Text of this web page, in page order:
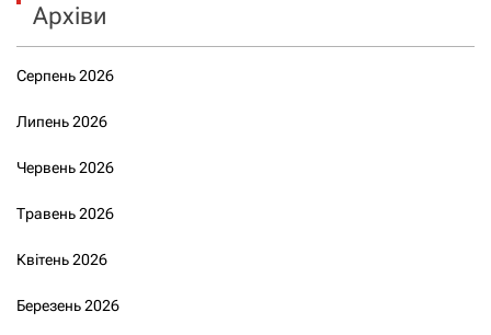
Архіви
Серпень 2026
Липень 2026
Червень 2026
Травень 2026
Квітень 2026
Березень 2026